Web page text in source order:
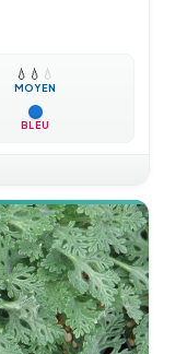
💧 💧 💧
MOYEN
BLEU